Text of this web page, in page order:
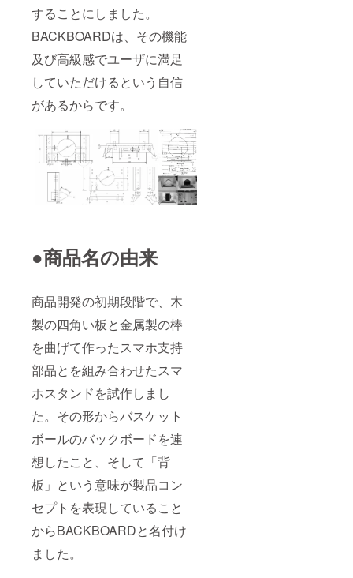
することにしました。
BACKBOARDは、その機能
及び高級感でユーザに満足
していただけるという自信
があるからです。
●商品名の由来
商品開発の初期段階で、木
製の四角い板と金属製の棒
を曲げて作ったスマホ支持
部品とを組み合わせたスマ
ホスタンドを試作しまし
た。その形からバスケット
ボールのバックボードを連
想したこと、そして「背
板」という意味が製品コン
セプトを表現していること
からBACKBOARDと名付け
ました。